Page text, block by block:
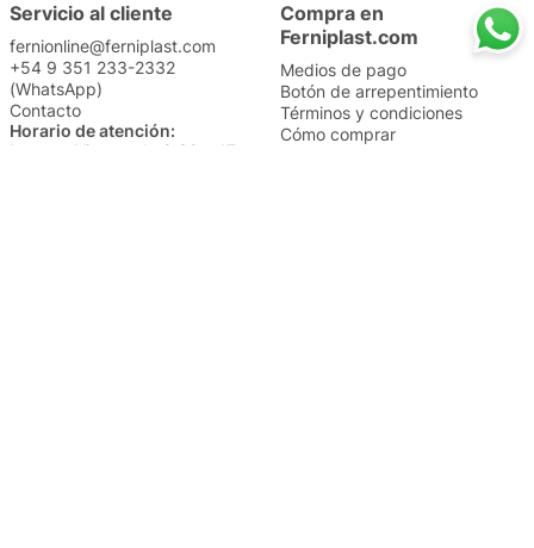
Servicio al cliente
fernionline@ferniplast.com
+54 9 351 233-2332
(WhatsApp)
Contacto
Horario de atención:
Lunes a Viernes de 8:30 a 17
Compra en
Ferniplast.com
Medios de pago
Botón de arrepentimiento
Términos y condiciones
Cómo comprar